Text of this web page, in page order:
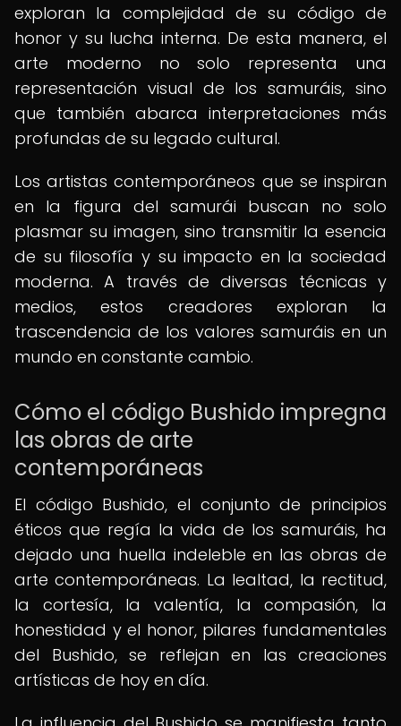
exploran la complejidad de su código de
honor y su lucha interna. De esta manera, el
arte moderno no solo representa una
representación visual de los samuráis, sino
que también abarca interpretaciones más
profundas de su legado cultural.
Los artistas contemporáneos que se inspiran
en la figura del samurái buscan no solo
plasmar su imagen, sino transmitir la esencia
de su filosofía y su impacto en la sociedad
moderna. A través de diversas técnicas y
medios, estos creadores exploran la
trascendencia de los valores samuráis en un
mundo en constante cambio.
Cómo el código Bushido impregna
las obras de arte
contemporáneas
El código Bushido, el conjunto de principios
éticos que regía la vida de los samuráis, ha
dejado una huella indeleble en las obras de
arte contemporáneas. La lealtad, la rectitud,
la cortesía, la valentía, la compasión, la
honestidad y el honor, pilares fundamentales
del Bushido, se reflejan en las creaciones
artísticas de hoy en día.